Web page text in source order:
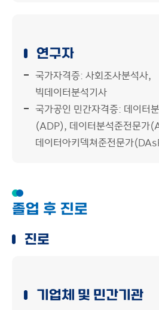
연구자
국가자격증: 사회조사분석사,
빅데이터분석기사
국가공인 민간자격증: 데이터
(ADP), 데이터분석준전문가
데이터아키덱쳐준전문가
졸업 후 진로
진로
기업체 및 민간기관